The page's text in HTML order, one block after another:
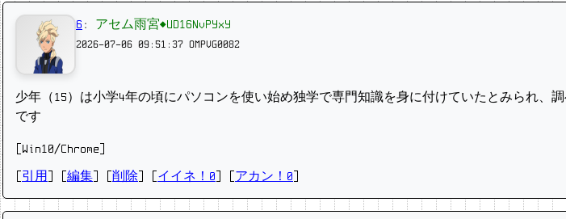
6 : アセム雨宮◆UD16NvPYxY
2026-07-06 09:51:37 OMPVG0082
少年（15）は小学4年の頃にパソコンを使い始め独学で専門知識を身に付けていたとみられ
です
[Win10/Chrome]
引用 編集 削除 イイネ！0 アカン！0